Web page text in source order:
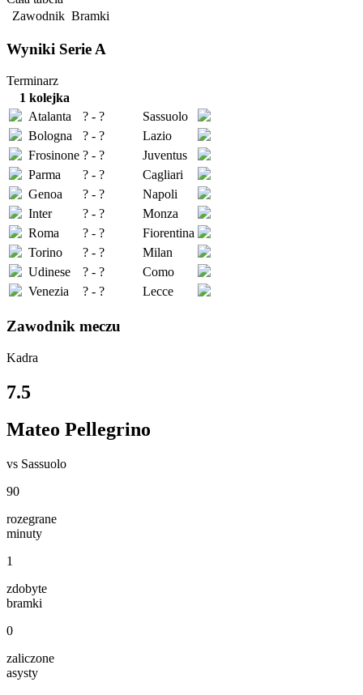
Zawodnik Bramki
Wyniki Serie A
Terminarz
1 kolejka
Atalanta
? - ?
Sassuolo
Bologna
? - ?
Lazio
Frosinone ? - ?
Juventus
Parma
? - ?
Cagliari
Genoa
? - ?
Napoli
Inter
? - ?
Monza
Roma
? - ?
Fiorentina
Torino
? - ?
Milan
Udinese
? - ?
Como
Venezia
? - ? Lecce
Zawodnik meczu
Kadra
7.5
Mateo Pellegrino
vs Sassuolo
90
rozegrane
minuty
1
zdobyte
bramki
0
zaliczone
asysty